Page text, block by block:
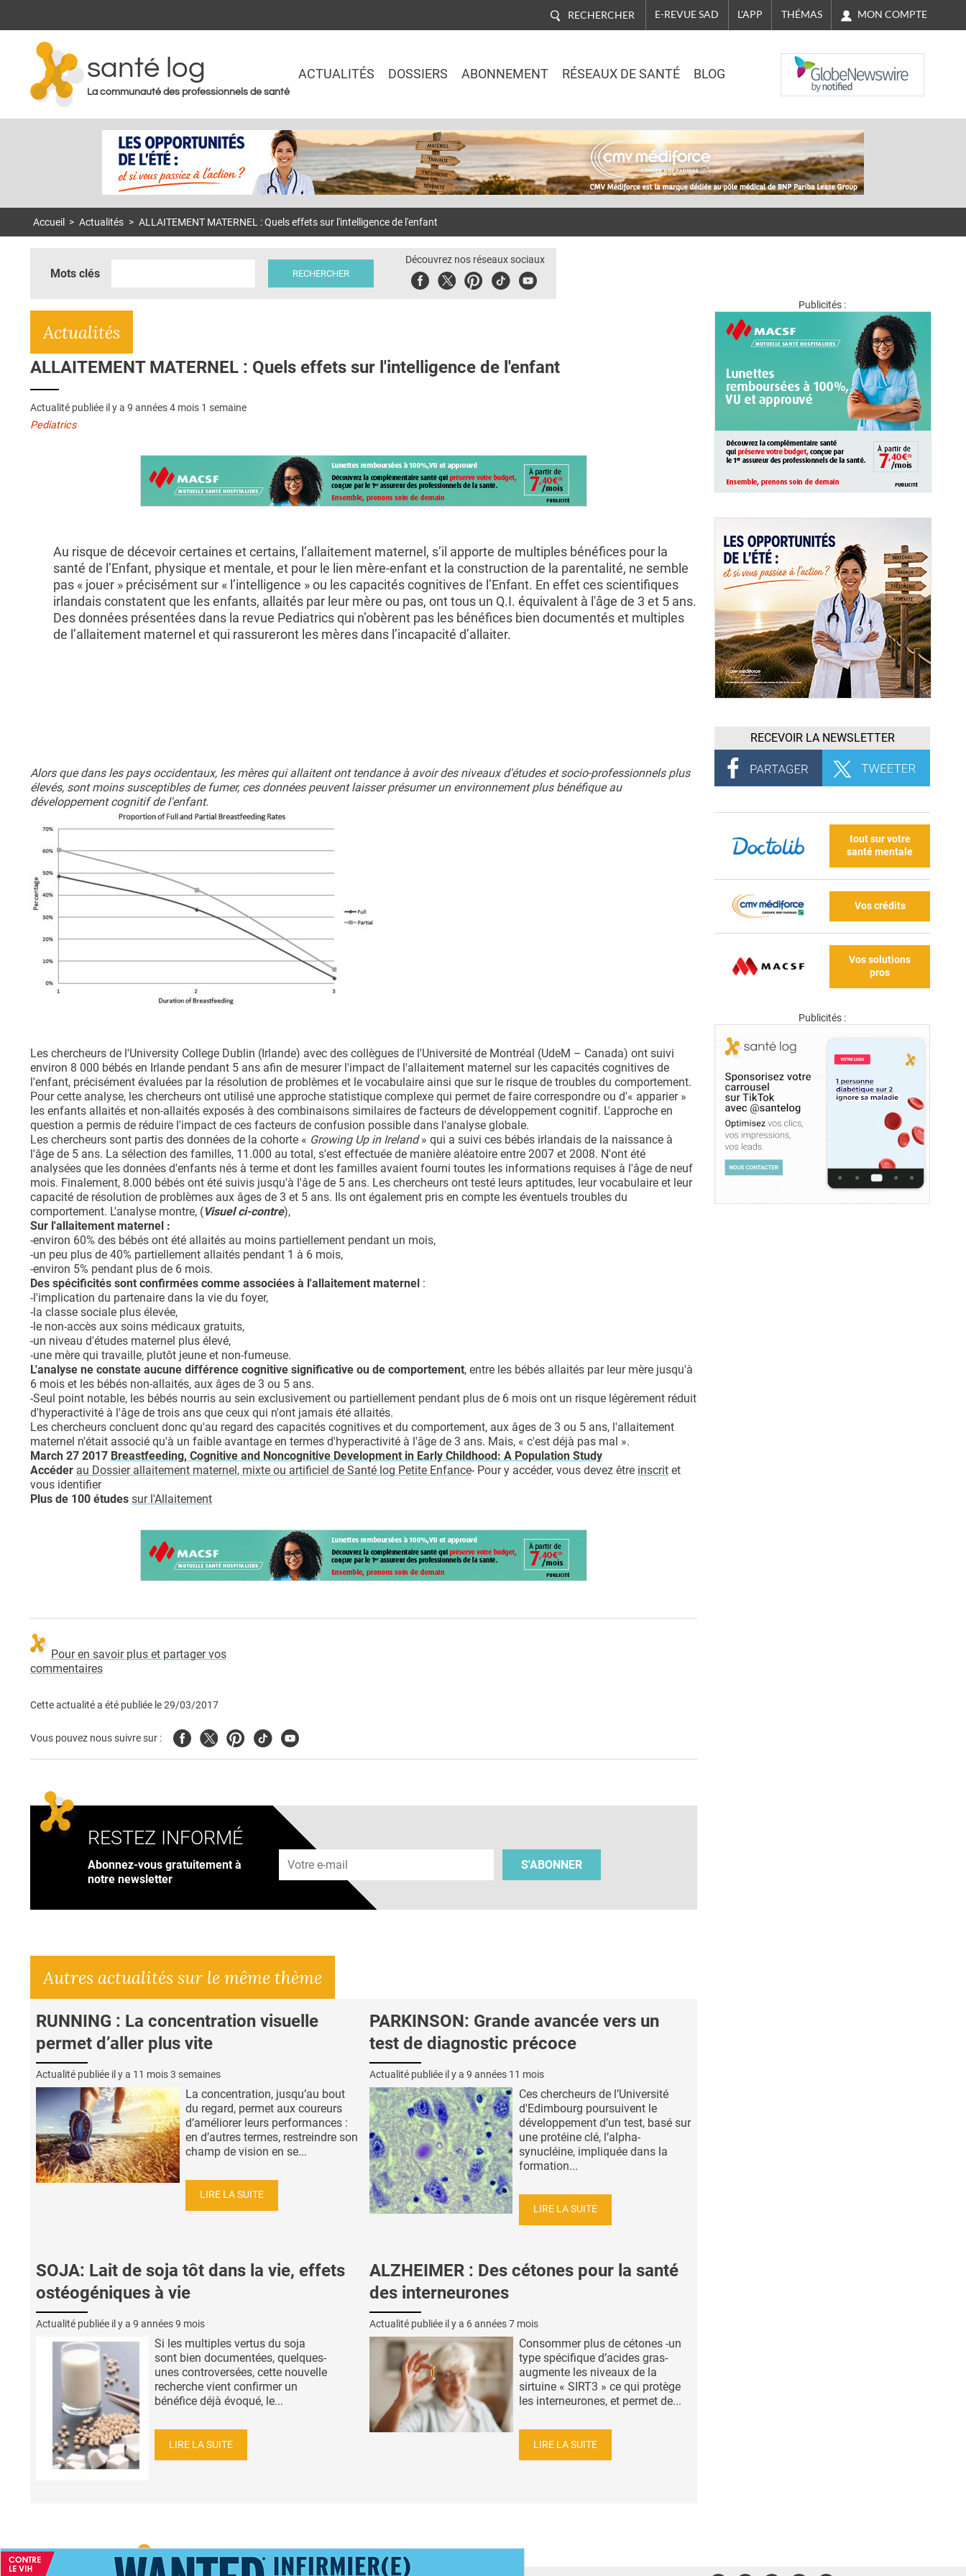
RECHERCHER E-REVUE SAD L'APP THÉMAS MON COMPTE
santé log
La communauté des professionnels de santé
ACTUALITÉS DOSSIERS ABONNEMENT RÉSEAUX DE SANTÉ BLOG
NASDAQ
Accueil > Actualités > ALLAITEMENT MATERNEL : Quels effets sur l'intelligence de l'enfant
Mots clés
Découvrez nos réseaux sociaux
FacebookTwitterPinterest
TiktokYoubute
Actualités
ALLAITEMENT MATERNEL : Quels effets sur l'intelligence de l'enfant
Actualité publiée il y a 9 années 4 mois 1 semaine
Pediatrics
Au risque de décevoir certaines et certains, l’allaitement maternel, s’il apporte de multiples bénéfices pour la
santé de l’Enfant, physique et mentale, et pour le lien mère-enfant et la construction de la parentalité, ne semble
pas « jouer » précisément sur « l’intelligence » ou les capacités cognitives de l’Enfant. En effet ces scientifiques
irlandais constatent que les enfants, allaités par leur mère ou pas, ont tous un Q.I. équivalent à l'âge de 3 et 5 ans.
Des données présentées dans la revue Pediatrics qui n’obèrent pas les bénéfices bien documentés et multiples
de l’allaitement maternel et qui rassureront les mères dans l’incapacité d’allaiter.
Alors que dans les pays occidentaux, les mères qui allaitent ont tendance à avoir des niveaux d'études et socio-professionnels plus
élevés, sont moins susceptibles de fumer, ces données peuvent laisser présumer un environnement plus bénéfique au
développement cognitif de l'enfant.
Les chercheurs de l'University College Dublin (Irlande) avec des collègues de l'Université de Montréal (UdeM – Canada) ont suivi
environ 8 000 bébés en Irlande pendant 5 ans afin de mesurer l'impact de l'allaitement maternel sur les capacités cognitives de
l'enfant, précisément évaluées par la résolution de problèmes et le vocabulaire ainsi que sur le risque de troubles du comportement.
Pour cette analyse, les chercheurs ont utilisé une approche statistique complexe qui permet de faire correspondre ou d'« apparier »
les enfants allaités et non-allaités exposés à des combinaisons similaires de facteurs de développement cognitif. L'approche en
question a permis de réduire l'impact de ces facteurs de confusion possible dans l'analyse globale.
Les chercheurs sont partis des données de la cohorte « Growing Up in Ireland» qui a suivi ces bébés irlandais de la naissance à
l'âge de 5 ans. La sélection des familles, 11.000 au total, s'est effectuée de manière aléatoire entre 2007 et 2008. N'ont été
analysées que les données d'enfants nés à terme et dont les familles avaient fourni toutes les informations requises à l'âge de neuf
mois. Finalement, 8.000 bébés ont été suivis jusqu'à l'âge de 5 ans. Les chercheurs ont testé leurs aptitudes, leur vocabulaire et leur
capacité de résolution de problèmes aux âges de 3 et 5 ans. Ils ont également pris en compte les éventuels troubles du
comportement. L'analyse montre, (Visuel ci-contre),
Sur l'allaitement maternel :
-environ 60% des bébés ont été allaités au moins partiellement pendant un mois,
-un peu plus de 40% partiellement allaités pendant 1 à 6 mois,
-environ 5% pendant plus de 6 mois.
Des spécificités sont confirmées comme associées à l'allaitement maternel :
-l'implication du partenaire dans la vie du foyer,
-la classe sociale plus élevée,
-le non-accès aux soins médicaux gratuits,
-un niveau d'études maternel plus élevé,
-une mère qui travaille, plutôt jeune et non-fumeuse.
L'analyse ne constate aucune différence cognitive significative ou de comportement, entre les bébés allaités par leur mère jusqu'à
6 mois et les bébés non-allaités, aux âges de 3 ou 5 ans.
-Seul point notable, les bébés nourris au sein exclusivement ou partiellement pendant plus de 6 mois ont un risque légèrement réduit
d'hyperactivité à l'âge de trois ans que ceux qui n'ont jamais été allaités.
Les chercheurs concluent donc qu'au regard des capacités cognitives et du comportement, aux âges de 3 ou 5 ans, l'allaitement
maternel n'était associé qu'à un faible avantage en termes d'hyperactivité à l'âge de 3 ans. Mais, « c'est déjà pas mal ».
March 27 2017 Breastfeeding, Cognitive and Noncognitive Development in Early Childhood: A Population Study
Accéder au Dossier allaitement maternel, mixte ou artificiel de Santé log Petite Enfance- Pour y accéder, vous devez être inscrit et
vous identifier
Plus de 100 études sur l'Allaitement
Pour en savoir plus et partager vos
commentaires
Cette actualité a été publiée le29/03/2017
Vous pouvez nous suivre sur : FacebookTwitterPinterest
TiktokYoutube
RESTEZ INFORMÉ
Abonnez-vous gratuitement à
notre newsletter
Adresse e-mail
S'ABONNER
Autres actualités sur le même thème
RUNNING : La concentration visuelle
permet d’aller plus vite
Actualité publiée il y a 11 mois 3 semaines
La concentration, jusqu’au bout
du regard, permet aux coureurs
d’améliorer leurs performances :
en d’autres termes, restreindre son
champ de vision en se...
LIRE LA SUITE
PARKINSON: Grande avancée vers un
test de diagnostic précoce
Actualité publiée il y a 9 années 11 mois
Ces chercheurs de l’Université
d'Edimbourg poursuivent le
développement d’un test, basé sur
une protéine clé, l’alpha-
synucléine, impliquée dans la
formation...
LIRE LA SUITE
SOJA: Lait de soja tôt dans la vie, effets
ostéogéniques à vie
Actualité publiée il y a 9 années 9 mois
Si les multiples vertus du soja
sont bien documentées, quelques-
unes controversées, cette nouvelle
recherche vient confirmer un
bénéfice déjà évoqué, le...
LIRE LA SUITE
ALZHEIMER : Des cétones pour la santé
des interneurones
Actualité publiée il y a 6 années 7 mois
Consommer plus de cétones -un
type spécifique d’acides gras-
augmente les niveaux de la
sirtuine « SIRT3 » ce qui protège
les interneurones, et permet de...
LIRE LA SUITE
Publicités :
RECEVOIR LA NEWSLETTER
tout sur votre
santé mentale
Vos crédits
Vos solutions
pros
Publicités :